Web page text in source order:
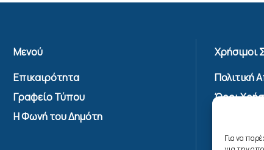
Για να
Μενού
Επικαιρότητα
Γραφείο Τύπου
Η Φωνή του Δημότη
Χρήσιμοι
Πολιτική
Όροι
Πολιτική